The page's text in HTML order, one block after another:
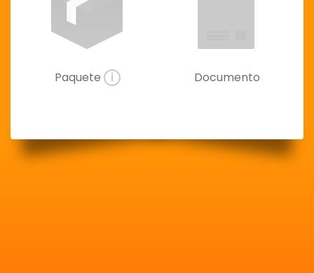
Paquete i Documento